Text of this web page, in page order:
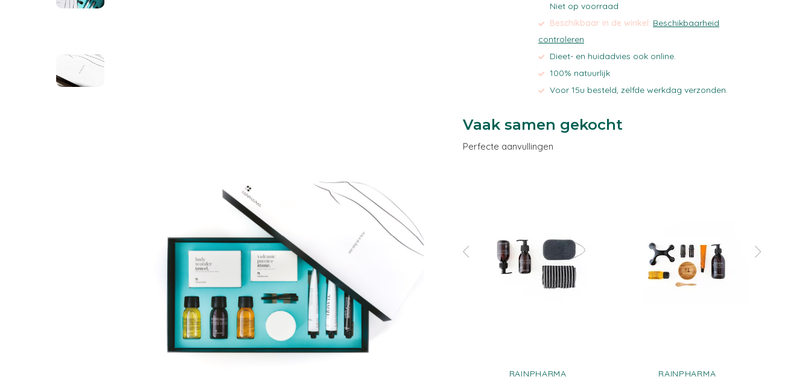
Niet op voorraad
Beschikbaar in de winkel: Beschikbaarheid
controleren
Dieet- en huidadvies ook online.
100% natuurlijk
Voor 15u besteld, zelfde werkdag verzonden.
Vaak samen gekocht
Perfecte aanvullingen
RAINPHARMA RAINPHARMA